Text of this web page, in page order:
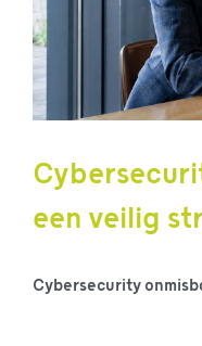
een veilig
Cybersecurity